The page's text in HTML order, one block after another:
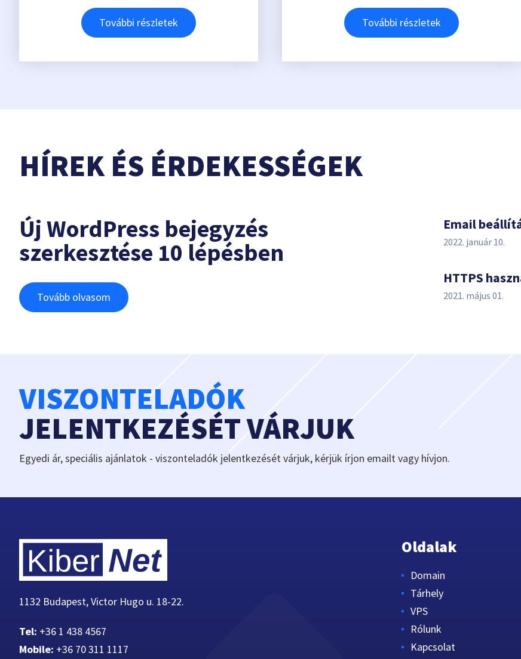
További részletek További részletek
HÍREK ÉS ÉRDEKESSÉGEK
Új WordPress bejegyzés
szerkesztése 10 lépésben
Tovább olvasom
Email
2022. január 10.
HTTPS
2021. május 01.
VISZONTELADÓK
JELENTKEZÉSÉT VÁRJUK
Egyedi ár, speciális ajánlatok - viszonteladók jelentkezését várjuk, kérjük írjon emailt vagy hívjon.
1132 Budapest, Victor Hugo u. 18-22.
Tel: +36 1 438 4567
Mobile: +36 70 311 1117
Oldalak
Domain
Tárhely
VPS
Rólunk
Kapcsolat